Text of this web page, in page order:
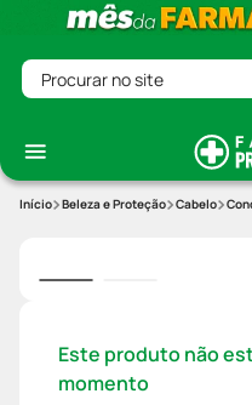
Procurar no site
Beleza e Proteção Cabelo
Este produto não
momento